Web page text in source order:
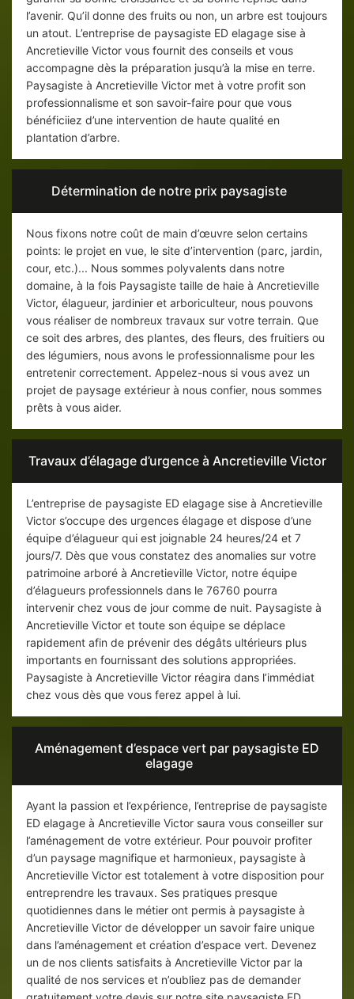
l’avenir. Qu’il donne des fruits ou non, un arbre est toujours
un atout. L’entreprise de paysagiste ED elagage sise à
Ancretieville Victor vous fournit des conseils et vous
accompagne dès la préparation jusqu’à la mise en terre.
Paysagiste à Ancretieville Victor met à votre profit son
professionnalisme et son savoir-faire pour que vous
bénéficiiez d’une intervention de haute qualité en
plantation d’arbre.
Détermination de notre prix paysagiste
Nous fixons notre coût de main d’œuvre selon certains
points: le projet en vue, le site d’intervention (parc, jardin,
cour, etc.)... Nous sommes polyvalents dans notre
domaine, à la fois Paysagiste taille de haie à Ancretieville
Victor, élagueur, jardinier et arboriculteur, nous pouvons
vous réaliser de nombreux travaux sur votre terrain. Que
ce soit des arbres, des plantes, des fleurs, des fruitiers ou
des légumiers, nous avons le professionnalisme pour les
entretenir correctement. Appelez-nous si vous avez un
projet de paysage extérieur à nous confier, nous sommes
prêts à vous aider.
Travaux d’élagage d’urgence à Ancretieville Victor
L’entreprise de paysagiste ED elagage sise à Ancretieville
Victor s’occupe des urgences élagage et dispose d’une
équipe d’élagueur qui est joignable 24 heures/24 et 7
jours/7. Dès que vous constatez des anomalies sur votre
patrimoine arboré à Ancretieville Victor, notre équipe
d’élagueurs professionnels dans le 76760 pourra
intervenir chez vous de jour comme de nuit. Paysagiste à
Ancretieville Victor et toute son équipe se déplace
rapidement afin de prévenir des dégâts ultérieurs plus
importants en fournissant des solutions appropriées.
Paysagiste à Ancretieville Victor réagira dans l’immédiat
chez vous dès que vous ferez appel à lui.
Aménagement d’espace vert par paysagiste ED
elagage
Ayant la passion et l’expérience, l’entreprise de paysagiste
ED elagage à Ancretieville Victor saura vous conseiller sur
l’aménagement de votre extérieur. Pour pouvoir profiter
d’un paysage magnifique et harmonieux, paysagiste à
Ancretieville Victor est totalement à votre disposition pour
entreprendre les travaux. Ses pratiques presque
quotidiennes dans le métier ont permis à paysagiste à
Ancretieville Victor de développer un savoir faire unique
dans l’aménagement et création d’espace vert. Devenez
un de nos clients satisfaits à Ancretieville Victor par la
qualité de nos services et n’oubliez pas de demander